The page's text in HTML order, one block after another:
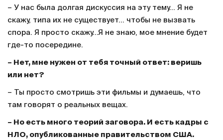
– У нас была долгая дискуссия на эту тему... Я не
скажу, типа их не существует... чтобы не вызвать
спора. Я просто скажу...Я не знаю, мое мнение будет
где-то посередине.
– Нет, мне нужен от тебя точный ответ: веришь
или нет?
– Ты просто смотришь эти фильмы и думаешь, что
там говорят о реальных вещах.
– Но есть много теорий заговора. И есть кадры с
НЛО, опубликованные правительством США.